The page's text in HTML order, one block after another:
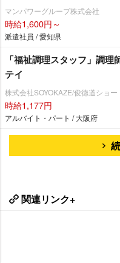
マンパワーグループ株式会社
時給1,600円～
派遣社員 / 愛知県
「福祉調理スタッフ」調
テイ
株式会社SOYOKAZE/俊徳道ショ
時給1,177円
アルバイト・パート / 大阪府
関連リンク+